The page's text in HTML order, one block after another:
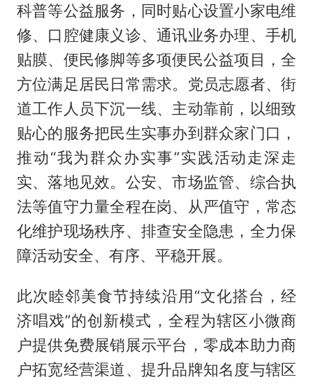
科普等公益服务，同时贴心设置小家电维
修、口腔健康义诊、通讯业务办理、手机
贴膜、便民修脚等多项便民公益项目，全
方位满足居民日常需求。党员志愿者、街
道工作人员下沉一线、主动靠前，以细致
贴心的服务把民生实事办到群众家门口，
推动“我为群众办实事”实践活动走深走
实、落地见效。公安、市场监管、综合执
法等值守力量全程在岗、从严值守，常态
化维护现场秩序、排查安全隐患，全力保
障活动安全、有序、平稳开展。
此次睦邻美食节持续沿用“文化搭台，经
济唱戏”的创新模式，全程为辖区小微商
户提供免费展销展示平台，零成本助力商
户拓宽经营渠道、提升品牌知名度与辖区